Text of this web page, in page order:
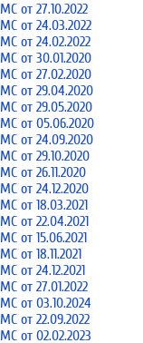
от 27.10.2022
от 24.03.2022
от 24.02.2022
от 30.01.2020
от 27.02.2020
от 29.04.2020
от 29.05.2020
от 05.06.2020
от 24.09.2020
от 29.10.2020
от 26.11.2020
от 24.12.2020
от 18.03.2021
от 22.04.2021
от 15.06.2021
от 18.11.2021
от 24.12.2021
от 27.01.2022
от 03.10.2024
от 22.09.2022
от 02.02.2023